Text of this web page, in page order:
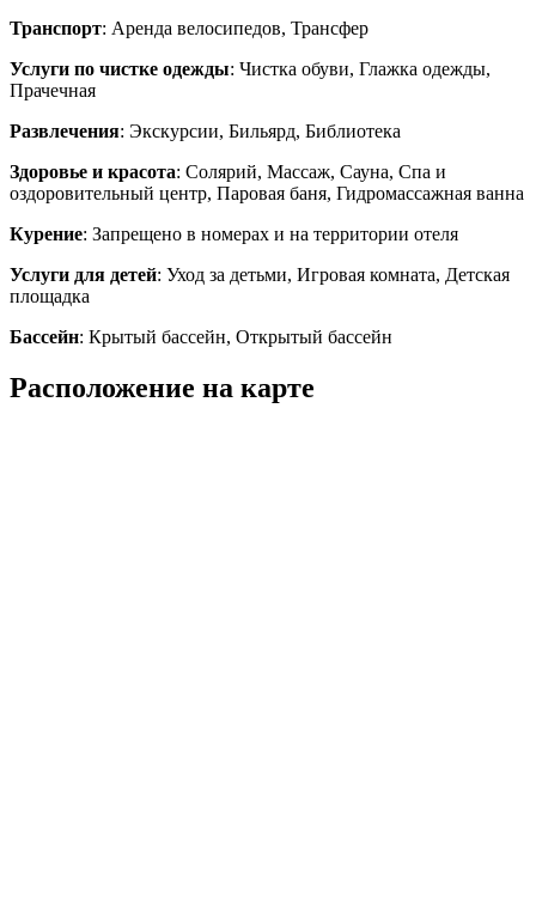
Транспорт: Аренда велосипедов, Трансфер
Услуги по чистке одежды: Чистка обуви, Глажка одежды,
Прачечная
Развлечения: Экскурсии, Бильярд, Библиотека
Здоровье и красота: Солярий, Массаж, Сауна, Спа и
оздоровительный центр, Паровая баня, Гидромассажная ванна
Курение: Запрещено в номерах и на территории отеля
Услуги для детей: Уход за детьми, Игровая комната, Детская
площадка
Бассейн: Крытый бассейн, Открытый бассейн
Расположение на карте